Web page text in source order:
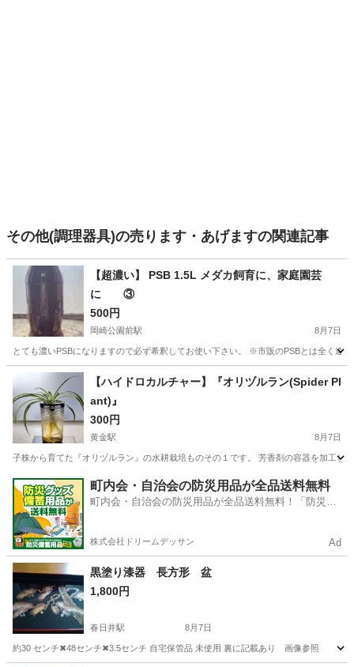
その他(調理器具)の売ります・あげますの関連記事
【超濃い】 PSB 1.5L メダカ飼育に、家庭園芸
に ③
500円
岡崎公園前駅 8月7日
とても濃いPSBになりますので必ず希釈してお使い下さい。 ※市販のPSBとは全く違
岡崎市 岡崎公園前駅 家庭用品
【ハイドロカルチャー】『オリヅルラン(Spider Pl
ant)』
300円
黄金駅 8月7日
子株から育てた『オリヅルラン』の水耕栽培ものその１です。 芳香剤の容器を加工
愛知 名古屋市 黄金駅 その他 オリヅルラン
町内会・自治会の防災用品が全品送料無料
町内会・自治会の防災用品が全品送料無料！「防災備
株式会社ドリームデッサン Ad
黒塗り漆器 長方形 盆
1,800円
春日井駅 8月7日
約30 センチ✖48センチ✖3.5センチ 自宅保管品 未使用 裏に記載あり 画像参照